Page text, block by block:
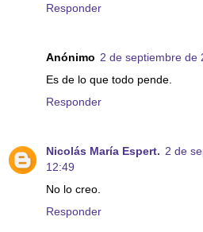
Responder
Anónimo 2 de septiembre de
Es de lo que todo pende.
Responder
Nicolás María Espert. 2 de
12:49
No lo creo.
Responder